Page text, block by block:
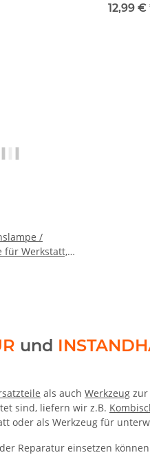
12,99 €
/
für Werkstatt,
und
als auch Werkzeug zur
sind, liefern wir z.B.
oder als Werkzeug für
Reparatur einsetzen